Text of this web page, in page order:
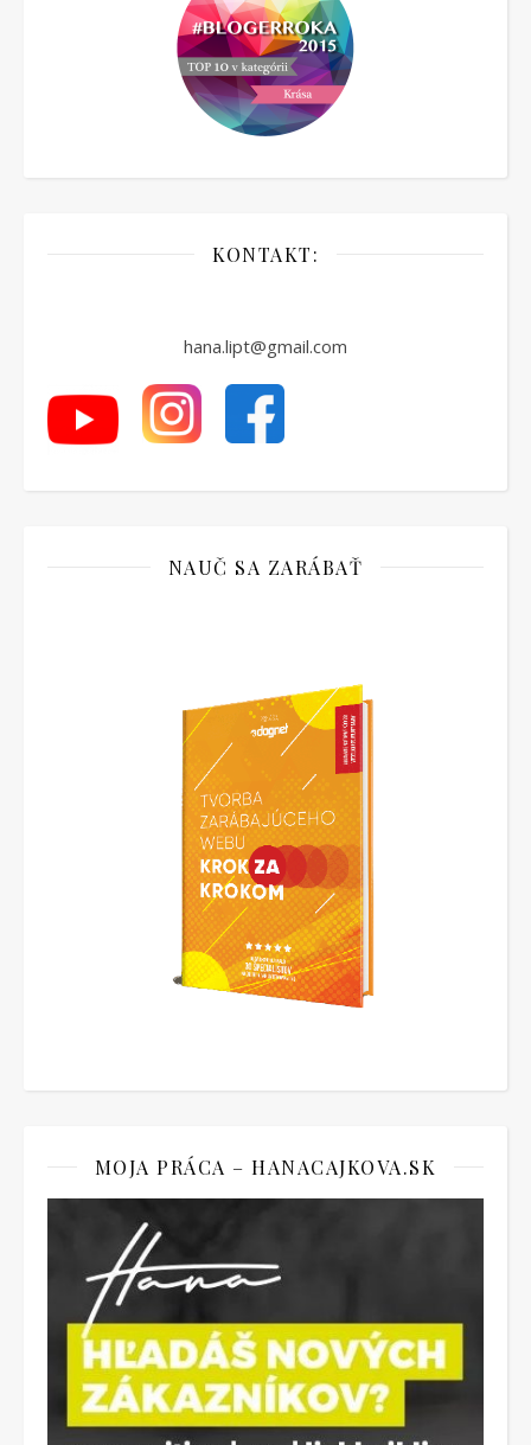
KONTAKT:
hana.lipt@gmail.com
NAUČ SA ZARÁBAŤ
MOJA PRÁCA – HANACAJKOVA.SK